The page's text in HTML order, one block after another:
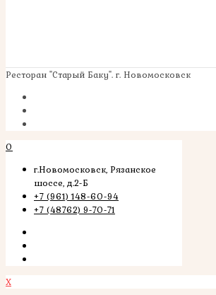
Ресторан "Старый Баку". г. Новомосковск
0
г.Новомосковск, Рязанское
шоссе, д.2-Б
+7 (961) 148-60-94
+7 (48762) 9-70-71
X